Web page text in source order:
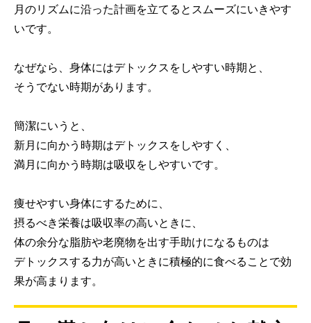
月のリズムに沿った計画を立てるとスムーズにいきやす
いです。
なぜなら、身体にはデトックスをしやすい時期と、
そうでない時期があります。
簡潔にいうと、
新月に向かう時期はデトックスをしやすく、
満月に向かう時期は吸収をしやすいです。
痩せやすい身体にするために、
摂るべき栄養は吸収率の高いときに、
体の余分な脂肪や老廃物を出す手助けになるものは
デトックスする力が高いときに積極的に食べることで効
果が高まります。